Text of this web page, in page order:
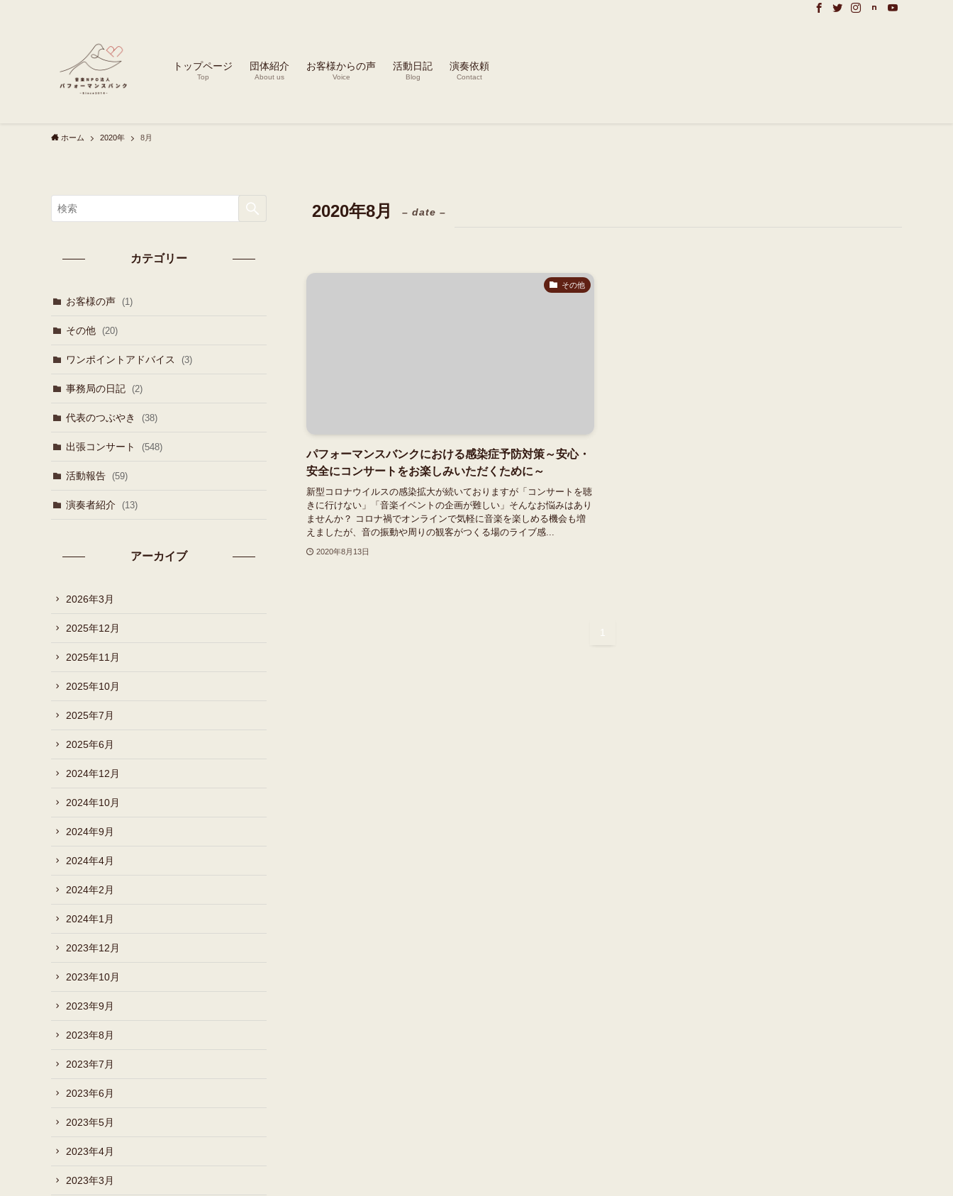
トップページ
Top
団体紹介
About us
お客様からの声
Voice
活動日記
Blog
演奏依頼
Contact
ホーム 2020年 8月
2020年8月 – date –
その他
パフォーマンスバンクにおける感染症予防対策～安心・
安全にコンサートをお楽しみいただくために～
新型コロナウイルスの感染拡大が続いておりますが「コンサートを聴
きに行けない」「音楽イベントの企画が難しい」そんなお悩みはあり
ませんか？ コロナ禍でオンラインで気軽に音楽を楽しめる機会も増
えましたが、音の振動や周りの観客がつくる場のライブ感...
2020年8月13日
1
カテゴリー
お客様の声 (1)
その他 (20)
ワンポイントアドバイス (3)
事務局の日記 (2)
代表のつぶやき (38)
出張コンサート (548)
活動報告 (59)
演奏者紹介 (13)
アーカイブ
2026年3月
2025年12月
2025年11月
2025年10月
2025年7月
2025年6月
2024年12月
2024年10月
2024年9月
2024年4月
2024年2月
2024年1月
2023年12月
2023年10月
2023年9月
2023年8月
2023年7月
2023年6月
2023年5月
2023年4月
2023年3月